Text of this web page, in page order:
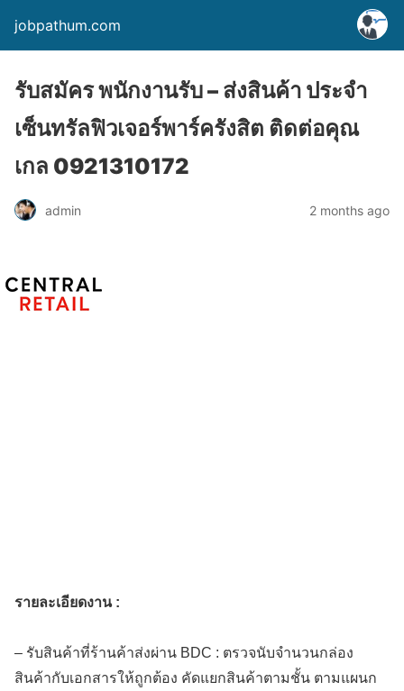
jobpathum.com
รับสมัคร พนักงานรับ – ส่งสินค้า ประจำ
เซ็นทรัลฟิวเจอร์พาร์ครังสิต ติดต่อคุณ
เกล 0921310172
admin 2 months ago
รายละเอียดงาน :
– รับสินค้าที่ร้านค้าส่งผ่าน BDC : ตรวจนับจำนวนกล่อง
สินค้ากับเอกสารให้ถูกต้อง คัดแยกสินค้าตามชั้น ตามแผนก